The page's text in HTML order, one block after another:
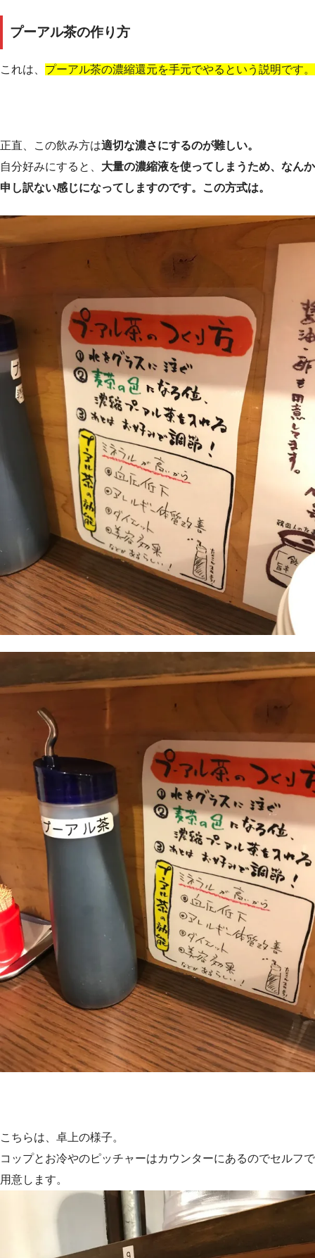
プーアル茶の作り方
これは、 プーアル茶の濃縮還元を手元でやるという説明です。
正直、この飲み方は適切な濃さにするのが難しい。
自分好みにすると、 大量の濃縮液を使ってしまうため、なんか
申し訳ない感じになってしますのです。この方式は。
こちらは、卓上の様子。
コップとお冷やのピッチャーはカウンターにあるのでセルフで
用意します。